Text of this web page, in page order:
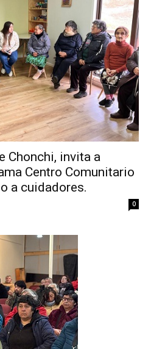
Chonchi, invita a
Centro Comunitario
a cuidadores.
0